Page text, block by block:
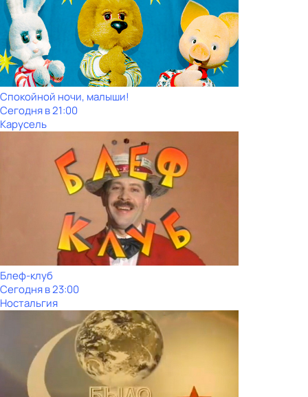
Спокойной ночи, малыши!
Сегодня в 21:00
Карусель
Блеф-клуб
Сегодня в 23:00
Ностальгия